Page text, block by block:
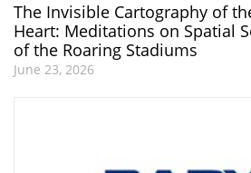
The Invisible Cartography of
Heart: Meditations on Spatial
of the Roaring Stadiums
June 23, 2026